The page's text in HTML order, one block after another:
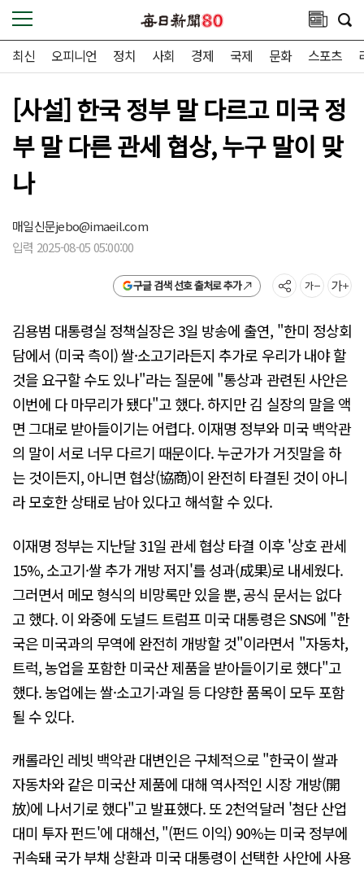
최신 오피니언 정치 사회 경제 국제 문화 스포츠
[사설] 한국 정부 말 다르고 미국 정
부 말 다른 관세 협상, 누구 말이 맞
나
매일신문jebo@imaeil.com
입력 2025-08-05 05:00:00
구글 검색 선호 출처로 추가
김용범 대통령실 정책실장은 3일 방송에 출연, "한미 정상회
담에서 (미국 측이) 쌀·소고기라든지 추가로 우리가 내야 할
것을 요구할 수도 있나"라는 질문에 "통상과 관련된 사안은
이번에 다 마무리가 됐다"고 했다. 하지만 김 실장의 말을 액
면 그대로 받아들이기는 어렵다. 이재명 정부와 미국 백악관
의 말이 서로 너무 다르기 때문이다. 누군가가 거짓말을 하
는 것이든지, 아니면 협상(協商)이 완전히 타결된 것이 아니
라 모호한 상태로 남아 있다고 해석할 수 있다.
이재명 정부는 지난달 31일 관세 협상 타결 이후 '상호 관세
15%, 소고기·쌀 추가 개방 저지'를 성과(成果)로 내세웠다.
그러면서 메모 형식의 비망록만 있을 뿐, 공식 문서는 없다
고 했다. 이 와중에 도널드 트럼프 미국 대통령은 SNS에 "한
국은 미국과의 무역에 완전히 개방할 것"이라면서 "자동차,
트럭, 농업을 포함한 미국산 제품을 받아들이기로 했다"고
했다. 농업에는 쌀·소고기·과일 등 다양한 품목이 모두 포함
될 수 있다.
캐롤라인 레빗 백악관 대변인은 구체적으로 "한국이 쌀과
자동차와 같은 미국산 제품에 대해 역사적인 시장 개방(開
放)에 나서기로 했다"고 발표했다. 또 2천억달러 '첨단 산업
대미 투자 펀드'에 대해선, "(펀드 이익) 90%는 미국 정부에
귀속돼 국가 부채 상환과 미국 대통령이 선택한 사안에 사용